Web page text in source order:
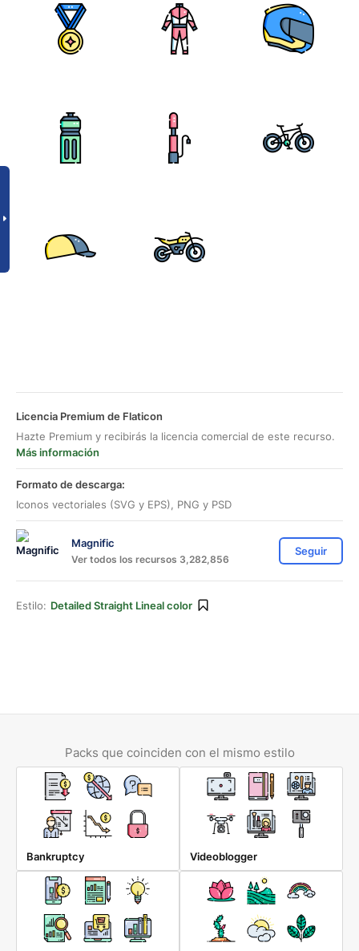
Licencia Premium de Flaticon
Hazte Premium y recibirás la licencia comercial de este recurso.
Más información
Formato de descarga:
Iconos vectoriales (SVG y EPS), PNG y PSD
Magnific
Ver todos los recursos 3,282,856
Seguir
Estilo: Detailed Straight Lineal color
Packs que coinciden con el mismo estilo
Bankruptcy Videoblogger